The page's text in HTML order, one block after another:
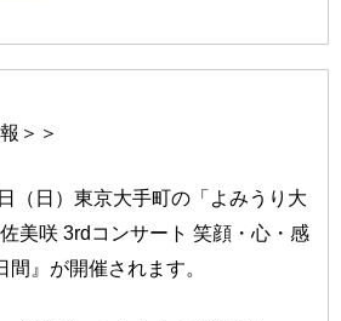
＞＞
（日）東京大手町の「よみうり大
美咲 3rdコンサート 笑顔・心・感
』が開催されます。